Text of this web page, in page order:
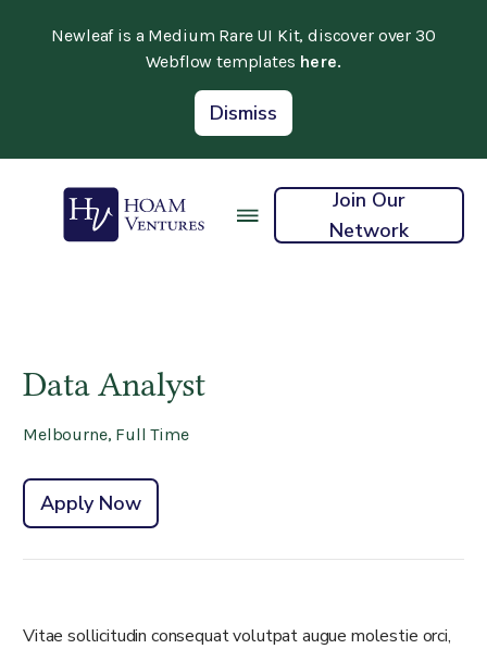
Newleaf is a Medium Rare UI Kit, discover over 30
Webflow templates here.
Dismiss
Join Our
Network
Data Analyst
Melbourne, Full Time
Apply Now
Vitae sollicitudin consequat volutpat augue molestie orci,